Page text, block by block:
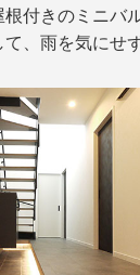
付きのミニバ
、雨を気にせ